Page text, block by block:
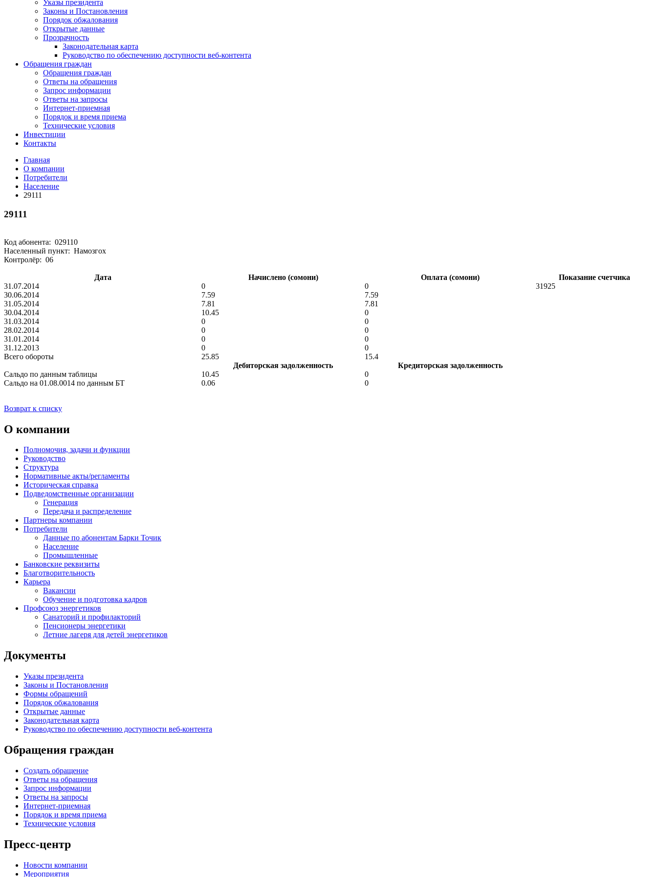
Указы президента
Законы и Постановления
Порядок обжалования
Открытые данные
Прозрачность
Законодательная карта
Руководство по обеспечению доступности веб-контента
Обращения граждан
Обращения граждан
Ответы на обращения
Запрос информации
Ответы на запросы
Интернет-приемная
Порядок и время приема
Технические условия
Инвестиции
Контакты
Главная
О компании
Потребители
Население
29111
29111
Код абонента: 029110
Населенный пункт: Намозгох
Контролёр: 06
Дата Начислено (сомони) Оплата (сомони)
Показание счетчика
31.07.2014
0 0
31925
30.06.2014
7.59
7.59
31.05.2014
7.81
7.81
30.04.2014
10.45
0
31.03.2014
0
0
28.02.2014
0
0
31.01.2014
0
0
31.12.2013
0
0
Всего обороты
25.85
15.4
Дебиторская задолженность
Кредиторская задолженность
Сальдо по данным таблицы
10.45
0
Сальдо на 01.08.0014 по данным БТ
0.06 0
Возврат к списку
О компании
Полномочия, задачи и функции
Руководство
Структура
Нормативные акты/регламенты
Историческая справка
Подведомственные организации
Генерация
Передача и распределение
Партнеры компании
Потребители
Данные по абонентам Барки Точик
Население
Промышленные
Банковские реквизиты
Благотворительность
Карьера
Вакансии
Обучение и подготовка кадров
Профсоюз энергетиков
Санаторий и профилакторий
Пенсионеры энергетики
Летние лагеря для детей энергетиков
Документы
Указы президента
Законы и Постановления
Формы обращений
Порядок обжалования
Открытые данные
Законодательная карта
Руководство по обеспечению доступности веб-контента
Обращения граждан
Создать обращение
Ответы на обращения
Запрос информации
Ответы на запросы
Интернет-приемная
Порядок и время приема
Технические условия
Пресс-центр
Новости компании
Мероприятия